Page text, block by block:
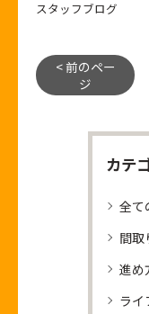
スタッフブログ
< 前のペー
ジ
カテ
全て
間取
進め
ライ